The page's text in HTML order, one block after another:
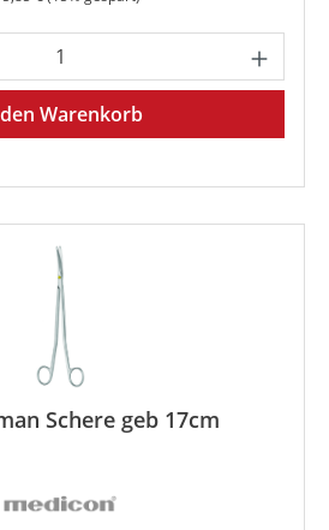
Gib den
Warenkorb
Schere geb 17cm